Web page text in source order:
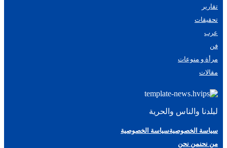
تقارير
تحقيقات
عرب
فن
مرأة و منوعات
مقالات
لبلدنا والناس والحرية
سياسة الخصوصيةسياسة الخصوصية
من نحنمن نحن